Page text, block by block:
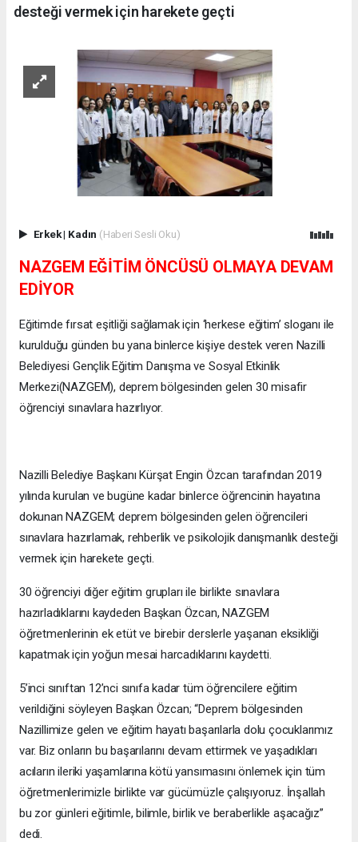
desteği vermek için harekete geçti
Erkek| Kadın (Haberi Sesli Oku)
NAZGEM EĞİTİM ÖNCÜSÜ OLMAYA DEVAM
EDİYOR
Eğitimde fırsat eşitliği sağlamak için ‘herkese eğitim’ sloganı ile
kurulduğu günden bu yana binlerce kişiye destek veren Nazilli
Belediyesi Gençlik Eğitim Danışma ve Sosyal Etkinlik
Merkezi(NAZGEM), deprem bölgesinden gelen 30 misafir
öğrenciyi sınavlara hazırlıyor.
Nazilli Belediye Başkanı Kürşat Engin Özcan tarafından 2019
yılında kurulan ve bugüne kadar binlerce öğrencinin hayatına
dokunan NAZGEM; deprem bölgesinden gelen öğrencileri
sınavlara hazırlamak, rehberlik ve psikolojik danışmanlık desteği
vermek için harekete geçti.
30 öğrenciyi diğer eğitim grupları ile birlikte sınavlara
hazırladıklarını kaydeden Başkan Özcan, NAZGEM
öğretmenlerinin ek etüt ve birebir derslerle yaşanan eksikliği
kapatmak için yoğun mesai harcadıklarını kaydetti.
5’inci sınıftan 12’nci sınıfa kadar tüm öğrencilere eğitim
verildiğini söyleyen Başkan Özcan; “Deprem bölgesinden
Nazillimize gelen ve eğitim hayatı başarılarla dolu çocuklarımız
var. Biz onların bu başarılarını devam ettirmek ve yaşadıkları
acıların ileriki yaşamlarına kötü yansımasını önlemek için tüm
öğretmenlerimizle birlikte var gücümüzle çalışıyoruz. İnşallah
bu zor günleri eğitimle, bilimle, birlik ve beraberlikle aşacağız”
dedi.